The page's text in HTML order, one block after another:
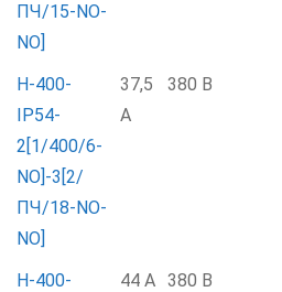
ПЧ/15-NO-
NO]
Н-400-
IP54-
2[1/400/6-
NO]-3[2/
ПЧ/18-NO-
NO]
37,5
А
380 В
Н-400-
44 А 380 В